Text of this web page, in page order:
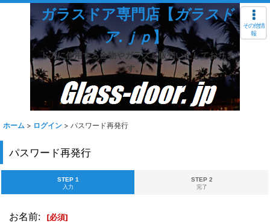
ガラスドア専門店【ガラスド
ア.ｊｐ】
ドアに使用する金物やガラスも販売いたしておりま
す。
その他情
報
ホーム > ログイン > パスワード再発行
パスワード再発行
STEP 1
入力
STEP 2
完了
お名前: [必須]